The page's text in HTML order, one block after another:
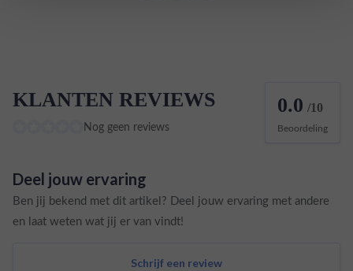
KLANTEN REVIEWS
Nog geen reviews
0.0 /10
Beoordeling
Deel jouw ervaring
Ben jij bekend met dit artikel? Deel jouw ervaring met andere
en laat weten wat jij er van vindt!
Schrijf een review